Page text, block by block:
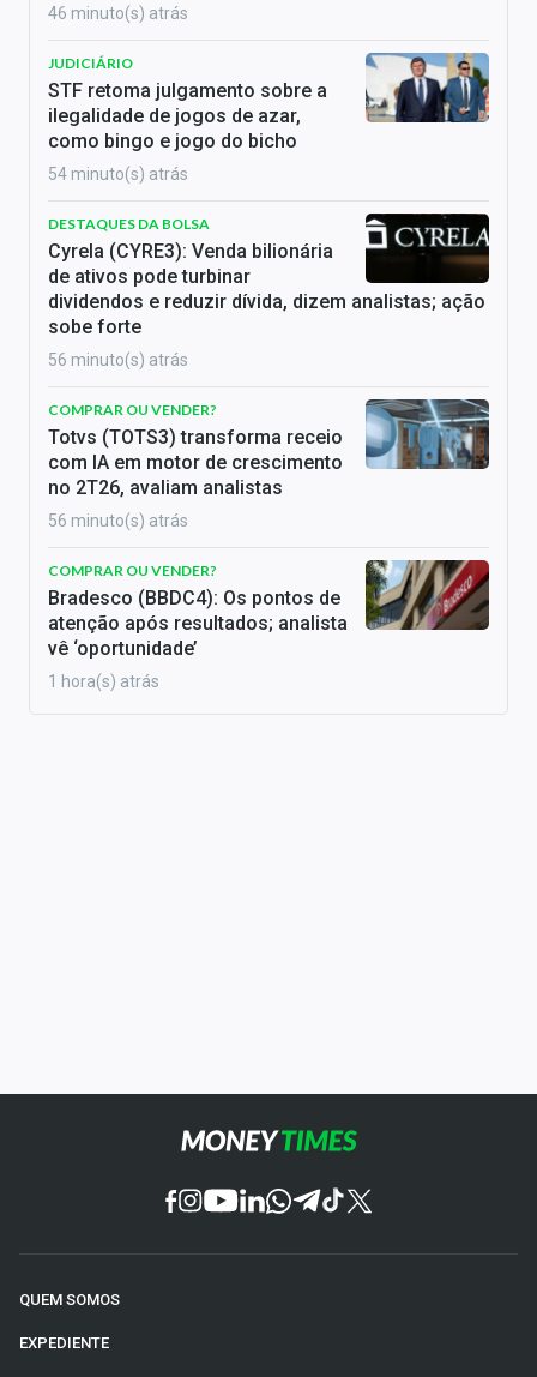
46 minuto(s) atrás
JUDICIÁRIO
STF retoma julgamento sobre a
ilegalidade de jogos de azar,
como bingo e jogo do bicho
54 minuto(s) atrás
DESTAQUES DA BOLSA
Cyrela (CYRE3): Venda bilionária
de ativos pode turbinar
dividendos e reduzir dívida, dizem analistas; ação
sobe forte
56 minuto(s) atrás
COMPRAR OU VENDER?
Totvs (TOTS3) transforma receio
com IA em motor de crescimento
no 2T26, avaliam analistas
56 minuto(s) atrás
COMPRAR OU VENDER?
Bradesco (BBDC4): Os pontos de
atenção após resultados; analista
vê ‘oportunidade’
1 hora(s) atrás
QUEM SOMOS
EXPEDIENTE